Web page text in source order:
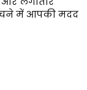
में आपकी मदद